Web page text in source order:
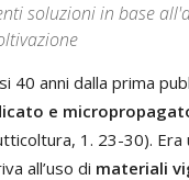
soluzioni in base
40 anni dalla prima
e
1. 23-30). Era
all’uso di materiali